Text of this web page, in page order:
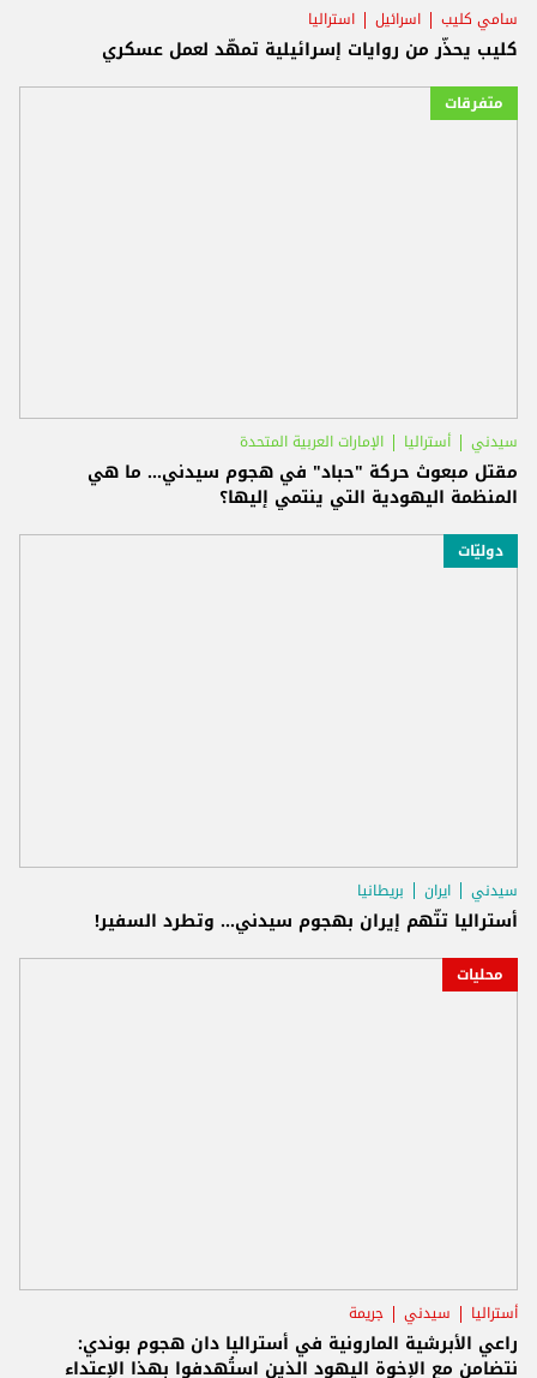
سامي كليب اسرائيل استراليا
كليب يحذّر من روايات إسرائيلية تمهّد لعمل عسكري
متفرقات
سيدني أستراليا الإمارات العربية المتحدة
مقتل مبعوث حركة "حباد" في هجوم سيدني… ما هي
المنظمة اليهودية التي ينتمي إليها؟
دوليّات
سيدني ايران بريطانيا
أستراليا تتّهم إيران بهجوم سيدني... وتطرد السفير!
محليات
أستراليا سيدني جريمة
راعي الأبرشية المارونية في أستراليا دان هجوم بوندي:
نتضامن مع الإخوة اليهود الذين استُهدفوا بهذا الإعتداء